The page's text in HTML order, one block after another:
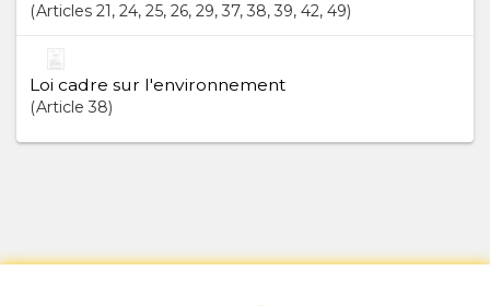
Articles 21, 24, 25, 26, 29, 37, 38, 39, 42, 49
Loi cadre sur l'environnement
Article38